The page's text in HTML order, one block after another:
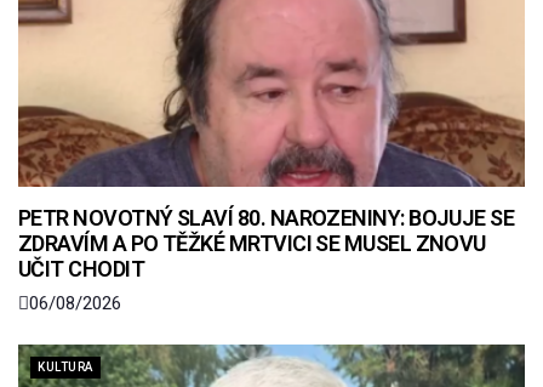
PETR NOVOTNÝ SLAVÍ 80. NAROZENINY: BOJUJE SE
ZDRAVÍM A PO TĚŽKÉ MRTVICI SE MUSEL ZNOVU
UČIT CHODIT
06/08/2026
KULTURA